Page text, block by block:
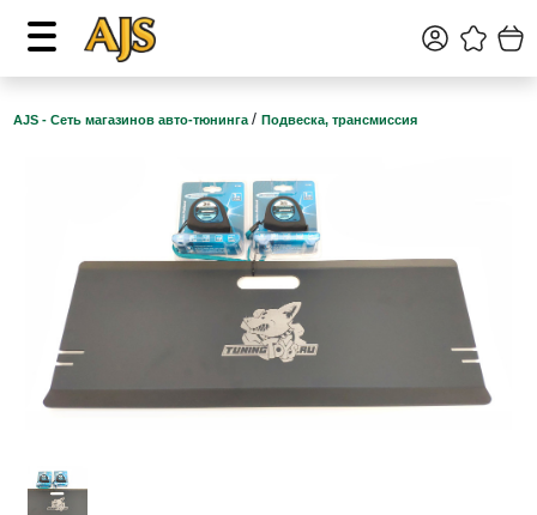
AJS - Сеть магазинов авто-тюнинга / Подвеска, трансмиссия